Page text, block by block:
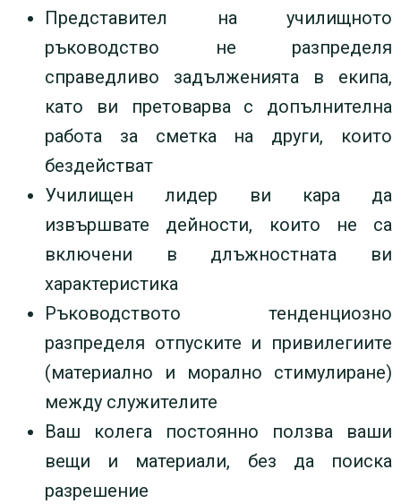
Представител на училищното
ръководство не разпределя
справедливо задълженията в екипа,
като ви претоварва с допълнителна
работа за сметка на други, които
бездействат
Училищен лидер ви кара да
извършвате дейности, които не са
включени в длъжностната ви
характеристика
Ръководството тенденциозно
разпределя отпуските и привилегиите
(материално и морално стимулиране)
между служителите
Ваш колега постоянно ползва ваши
вещи и материали, без да поиска
разрешение